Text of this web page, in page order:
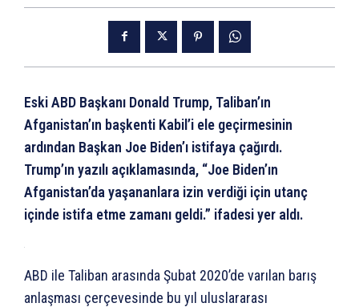
Eski ABD Başkanı Donald Trump, Taliban’ın
Afganistan’ın başkenti Kabil’i ele geçirmesinin
ardından Başkan Joe Biden’ı istifaya çağırdı.
Trump’ın yazılı açıklamasında, “Joe Biden’ın
Afganistan’da yaşananlara izin verdiği için utanç
içinde istifa etme zamanı geldi.” ifadesi yer aldı.
ABD ile Taliban arasında Şubat 2020’de varılan barış
anlaşması çerçevesinde bu yıl uluslararası